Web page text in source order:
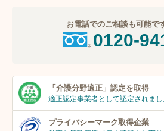
お電話でのご相談も可能で
0120-
「介護分野適正」 認定を取得
適正認定事業者として認定されまし
プライバシーマーク取得企業